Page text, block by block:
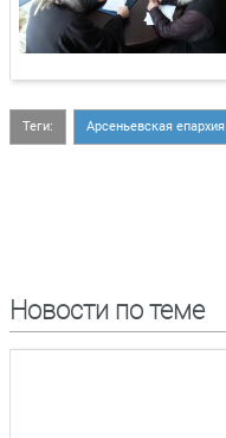
Теги: Арсеньевская епархия
Новости по теме